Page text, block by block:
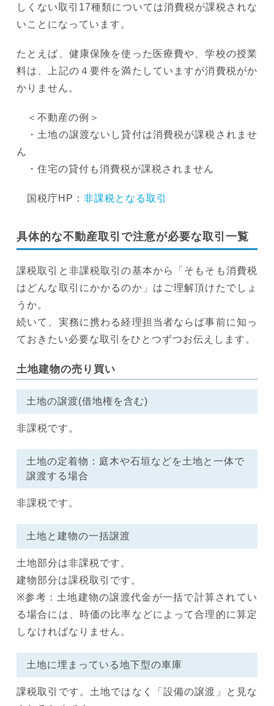
しくない取引17種類については消費税が課税されな
いことになっています。
たとえば、健康保険を使った医療費や、学校の授業
料は、上記の４要件を満たしていますが消費税がか
かりません。
＜不動産の例＞
・土地の譲渡ないし貸付は消費税が課税されませ
ん
・住宅の貸付も消費税が課税されません
国税庁HP： 非課税となる取引
具体的な不動産取引で注意が必要な取引一覧
課税取引と非課税取引の基本から「そもそも消費税
はどんな取引にかかるのか」はご理解頂けたでしょ
うか。
続いて、実務に携わる経理担当者ならば事前に知っ
ておきたい必要な取引をひとつずつお伝えします。
土地建物の売り買い
土地の譲渡(借地権を含む)
非課税です。
土地の定着物：庭木や石垣などを土地と一体で
譲渡する場合
非課税です。
土地と建物の一括譲渡
土地部分は非課税です。
建物部分は課税取引です。
※参考：土地建物の譲渡代金が一括で計算されてい
る場合には、時価の比率などによって合理的に算定
しなければなりません。
土地に埋まっている地下型の車庫
課税取引です。土地ではなく「設備の譲渡」と見な